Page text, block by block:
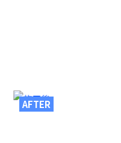
AFTER